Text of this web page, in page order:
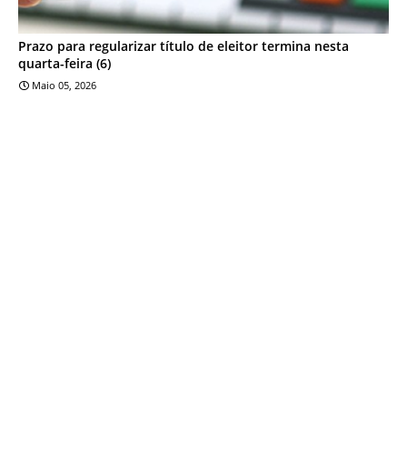
Prazo para regularizar título de eleitor termina nesta
quarta-feira (6)
Maio 05, 2026